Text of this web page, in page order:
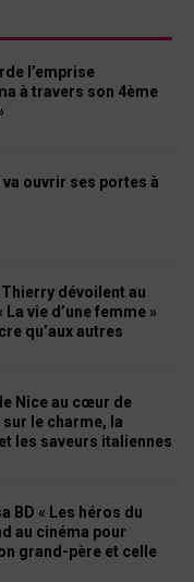
l’emprise
à travers son 4ème
va ouvrir ses portes à
dévoilent au
vie d’une femme »
qu’aux autres
Nice au cœur de
sur le charme, la
les saveurs italiennes
BD « Les héros du
au cinéma pour
grand-père et celle